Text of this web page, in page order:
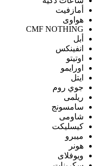
أمازفيت
هواوى
CMF NOTHING
أبل
انفينكس
اوتيتو
اورايمو
ايتل
جوي روم
ريلمى
سامسونج
شاومى
كيسليكت
ميبرو
هونر
ويوفلاى